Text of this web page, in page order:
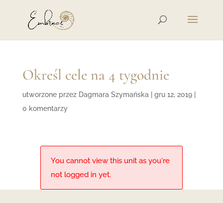
Określ cele na 4 tygodnie
utworzone przez Dagmara Szymańska gru 12, 2019|
0 komentarzy
You cannot view this unit as you're
not logged in yet.